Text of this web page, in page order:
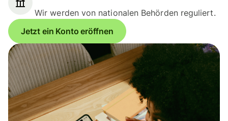
Wir werden von nationalen Behörden reguliert.
Jetzt ein Konto eröffnen